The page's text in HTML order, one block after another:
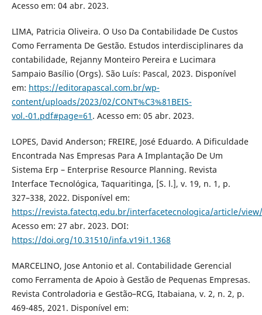
Acesso em: 04 abr. 2023.
LIMA, Patricia Oliveira. O Uso Da Contabilidade De Custos
Como Ferramenta De Gestão. Estudos interdisciplinares da
contabilidade, Rejanny Monteiro Pereira e Lucimara
Sampaio Basílio (Orgs). São Luís: Pascal, 2023. Disponível
em: https://editorapascal.com.br/wp-
content/uploads/2023/02/CONT%C3%81BEIS-
vol.-01.pdf#page=61 . Acesso em: 05 abr. 2023.
LOPES, David Anderson; FREIRE, José Eduardo. A Dificuldade
Encontrada Nas Empresas Para A Implantação De Um
Sistema Erp – Enterprise Resource Planning. Revista
Interface Tecnológica, Taquaritinga, [S. l.], v. 19, n. 1, p.
327–338, 2022. Disponível em:
https://revista.fatectq.edu.br/interfacetecnologica/article/
Acesso em: 27 abr. 2023. DOI:
https://doi.org/10.31510/infa.v19i1.1368
MARCELINO, Jose Antonio et al. Contabilidade Gerencial
como Ferramenta de Apoio à Gestão de Pequenas Empresas.
Revista Controladoria e Gestão–RCG, Itabaiana, v. 2, n. 2, p.
469-485, 2021. Disponível em: